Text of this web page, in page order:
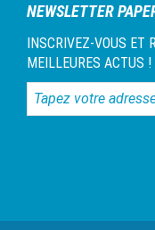
NEWSLETTER
INSCRIVEZ-VOUS ET
MEILLEURES ACTUS !
Tapez
votre